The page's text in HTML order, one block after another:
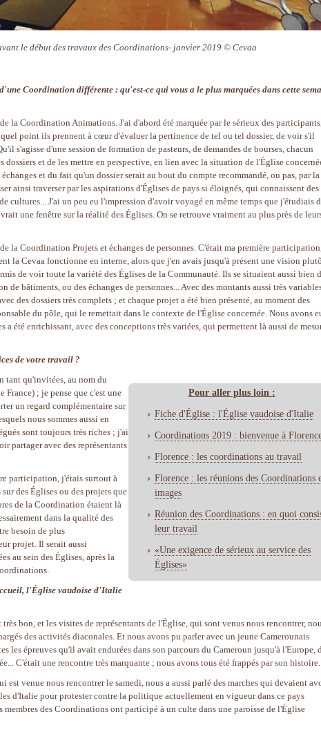
le début des travaux des Coordinations- janvier 2019 © Cevaa
Coordination différente : qu'est-ce qui vous a le plus marquées dans cette
la Coordination Animations. J'ai d'abord été marquée par le sérieux des
point ils prennent à cœur d'évaluer la pertinence de tel ou tel dossier, de voir s'il
s'agisse d'une session de formation de pasteurs, de demandes de bourses, chacun
dossiers et de les mettre en perspective, en lien avec la situation de l'Église
et du fait qu'un dossier serait au bout du compte recommandé, ou pas, par la
ainsi traverser par les aspirations d'Églises de pays si éloignés, qui connaissent des
cultures... J'ai un peu eu l'impression d'avoir voyagé en même temps que j'étudiais
une fenêtre sur la réalité des Églises. On se retrouve vraiment au plus près de
la Coordination Projets et échanges de personnes. C'était ma première
la Cevaa fonctionne en interne, alors que j'en avais jusqu'à présent une vision
de voir toute la variété des Églises de la Communauté. Ils se situaient aussi bien
de bâtiments, ou des échanges de personnes... Avec des montants aussi très
des dossiers très complets ; et chaque projet a été bien présenté, au moment des
du pôle, qui le remettait dans le contexte de l'Église concernée. Nous avons
a été enrichissant, avec des conceptions très variées, qui permettent là aussi de
de votre travail ?
Pour aller plus loin :
Fiche d'Église : l'Église vaudoise d'Italie
Coordinations 2019 : bienvenue à
Florence : les coordinations au travail
Florence : les réunions des Coordinations
images
Réunion des Coordinations : en quoi
leur travail
«Une exigence de sérieux au service des
Églises»
tant qu'invitées, au nom du
France) ; je pense que c'est une
un regard complémentaire sur
nous sommes aussi en
sont toujours très riches ; j'ai
partager avec des représentants
participation, j'étais surtout à
des Églises ou des projets que
de la Coordination étaient là
dans la qualité des
besoin de plus
projet. Il serait aussi
au sein des Églises, après la
l'Église vaudoise d'Italie
bon, et les visites de représentants de l'Église, qui sont venus nous rencontrer,
des activités diaconales. Et nous avons pu parler avec un jeune Camerounais
les épreuves qu'il avait endurées dans son parcours du Cameroun jusqu'à l'Europe,
C'était une rencontre très marquante ; nous avons tous été frappés par son histoire.
est venue nous rencontrer le samedi, nous a aussi parlé des marches qui devaient
d'Italie pour protester contre la politique actuellement en vigueur dans ce pays
membres des Coordinations ont participé à un culte dans une paroisse de l'Église